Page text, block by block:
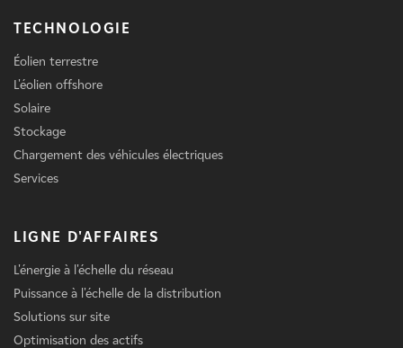
TECHNOLOGIE
Éolien terrestre
L'éolien offshore
Solaire
Stockage
Chargement des véhicules électriques
Services
LIGNE D'AFFAIRES
L'énergie à l'échelle du réseau
Puissance à l'échelle de la distribution
Solutions sur site
Optimisation des actifs